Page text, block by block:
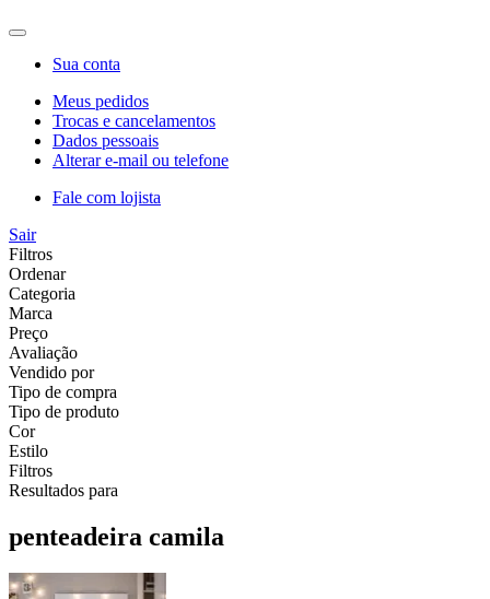
Sua conta
Meus pedidos
Trocas e cancelamentos
Dados pessoais
Alterar e-mail ou telefone
Fale com lojista
Sair
Filtros
Ordenar
Categoria
Marca
Preço
Avaliação
Vendido por
Tipo de compra
Tipo de produto
Cor
Estilo
Filtros
Resultados para
penteadeira camila